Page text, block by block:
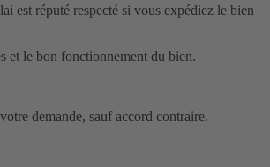
est réputé respecté si vous expédiez le bien
et le bon fonctionnement du bien.
demande, sauf accord contraire.